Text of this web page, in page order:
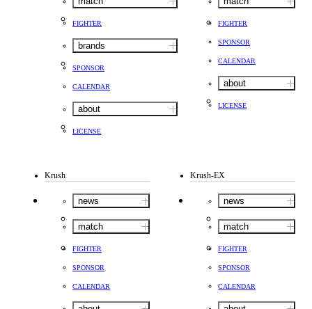
FIGHTER
brands
SPONSOR
CALENDAR
about
LICENSE
FIGHTER
SPONSOR
CALENDAR
about
LICENSE
Krush
news
match
FIGHTER
SPONSOR
CALENDAR
Krush-EX
news
match
FIGHTER
SPONSOR
CALENDAR